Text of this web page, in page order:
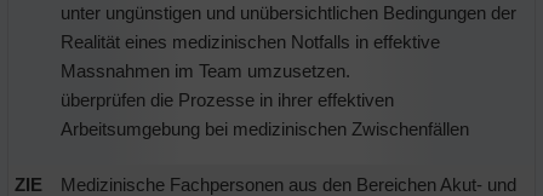
unter ungünstigen und unübersichtlichen Bedingungen der
Realität eines medizinischen Notfalls in effektive
Massnahmen im Team umzusetzen.
überprüfen die Prozesse in ihrer effektiven
Arbeitsumgebung bei medizinischen Zwischenfällen
ZIE
Medizinische Fachpersonen aus den Bereichen Akut- und